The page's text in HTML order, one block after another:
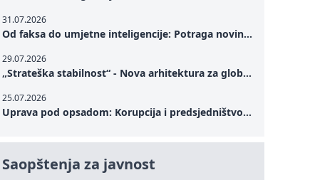
Saopštenja za javnost
31.07.2026
Od faksa do umjetne inteligencije: Potraga novinarstva za istinom u digitalnom dobu
29.07.2026
„Strateška stabilnost“ - Nova arhitektura za globalnu saradnju
25.07.2026
Uprava pod opsadom: Korupcija i predsjedništvo Zelenskog – Kako unutrašnje ranjivosti testiraju političku otpornost Ukrajine u kritičnom trenutku rata